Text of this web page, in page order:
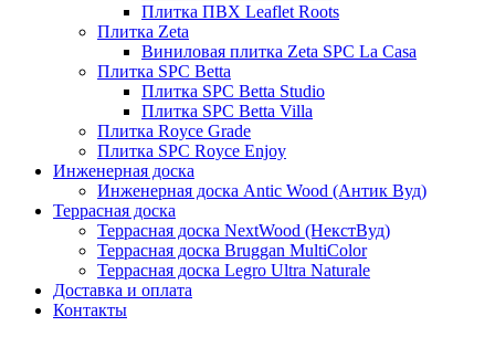
Плитка ПВХ Leaflet Roots
Плитка Zeta
Виниловая плитка Zeta SPC La Casa
Плитка SPC Betta
Плитка SPC Betta Studio
Плитка SPC Betta Villa
Плитка Royce Grade
Плитка SPC Royce Enjoy
Инженерная доска
Инженерная доска Antic Wood (Антик Вуд)
Террасная доска
Террасная доска NextWood (НекстВуд)
Террасная доска Bruggan MultiColor
Террасная доска Legro Ultra Naturale
Доставка и оплата
Контакты